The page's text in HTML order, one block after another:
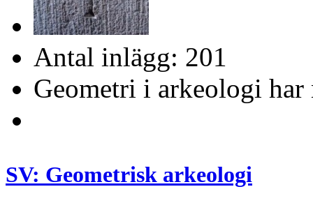
Antal inlägg: 201
Geometri i arkeologi har
SV: Geometrisk arkeologi